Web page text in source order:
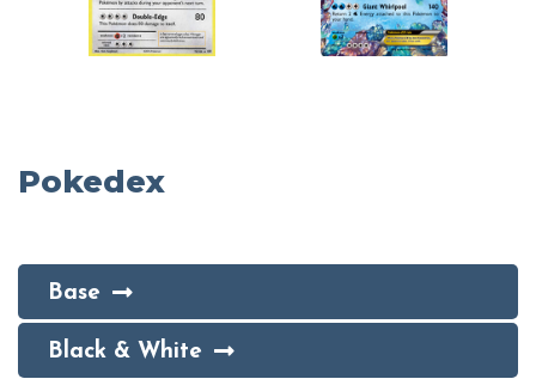
Pokedex
Base
Black & White